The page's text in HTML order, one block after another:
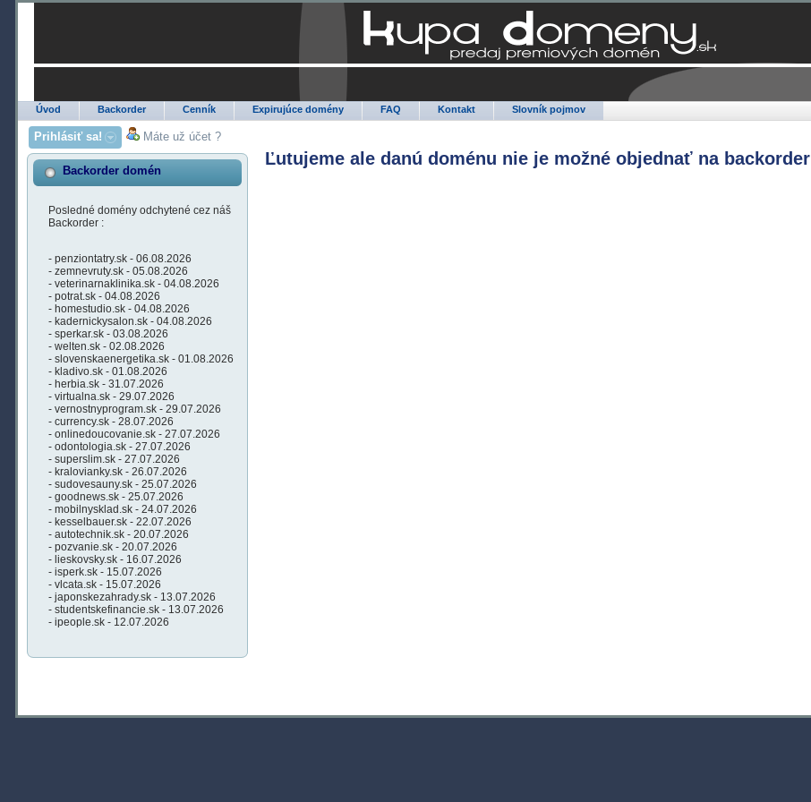
Úvod Backorder Cenník Expirujúce domény FAQ Kontakt Slovník pojmov
Prihlásiť sa! Máte už účet ?
Backorder domén
Posledné domény odchytené cez náš
Backorder :
- penziontatry.sk - 06.08.2026
- zemnevruty.sk - 05.08.2026
- veterinarnaklinika.sk - 04.08.2026
- potrat.sk - 04.08.2026
- homestudio.sk - 04.08.2026
- kadernickysalon.sk - 04.08.2026
- sperkar.sk - 03.08.2026
- welten.sk - 02.08.2026
- slovenskaenergetika.sk - 01.08.2026
- kladivo.sk - 01.08.2026
- herbia.sk - 31.07.2026
- virtualna.sk - 29.07.2026
- vernostnyprogram.sk - 29.07.2026
- currency.sk - 28.07.2026
- onlinedoucovanie.sk - 27.07.2026
- odontologia.sk - 27.07.2026
- superslim.sk - 27.07.2026
- kralovianky.sk - 26.07.2026
- sudovesauny.sk - 25.07.2026
- goodnews.sk - 25.07.2026
- mobilnysklad.sk - 24.07.2026
- kesselbauer.sk - 22.07.2026
- autotechnik.sk - 20.07.2026
- pozvanie.sk - 20.07.2026
- lieskovsky.sk - 16.07.2026
- isperk.sk - 15.07.2026
- vlcata.sk - 15.07.2026
- japonskezahrady.sk - 13.07.2026
- studentskefinancie.sk - 13.07.2026
- ipeople.sk - 12.07.2026
Ľutujeme ale danú doménu nie je možné objednať na backorder